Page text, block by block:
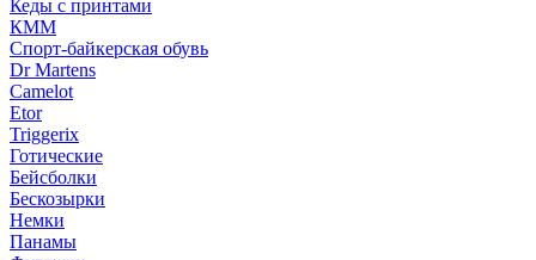
Кеды с принтами
КММ
Спорт-байкерская обувь
Dr Martens
Camelot
Etor
Triggerix
Готические
Бейсболки
Бескозырки
Немки
Панамы